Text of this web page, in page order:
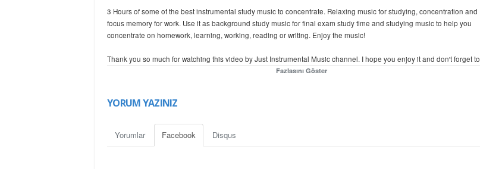
3 Hours of some of the best instrumental study music to concentrate. Relaxing music for studying, concentration and
focus memory for work. Use it as background study music for final exam study time and studying music to help you
concentrate on homework, learning, working, reading or writing. Enjoy the music!
Thank you so much for watching this video by Just Instrumental Music channel. I hope you enjoy it and don't forget to
"Infinite Perspective" by Kevin MacLeod (incompetech.com) (CC BY 3.0)
Fazlasını Göster
YORUM YAZINIZ
Yorumlar Facebook Disqus